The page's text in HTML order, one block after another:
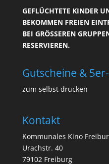
GEFLÜCHTETE KINDER
BEKOMMEN FREIEN
BEI GRÖSSEREN
ESERVIEREN.
Gutscheine &
zum selbst drucken
Kontakt
Kommunales Kino
Urachstr. 40
79102 Freiburg